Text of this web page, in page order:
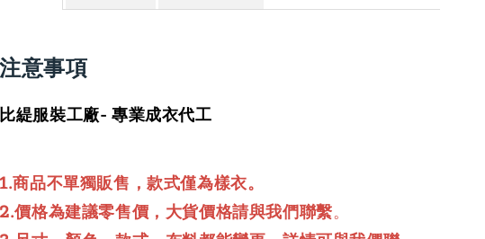
注意事項
比緹服裝工廠- 專業成衣代工
1.商品不單獨販售，款式僅為樣衣。
2.價格為建議零售價，大貨價格請與我們聯繫。